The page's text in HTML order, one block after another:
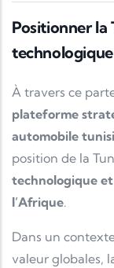
Positionner la
À travers ce
plateforme
automobile
position de la
technologique
l’Afrique.
Dans un
valeur globales,